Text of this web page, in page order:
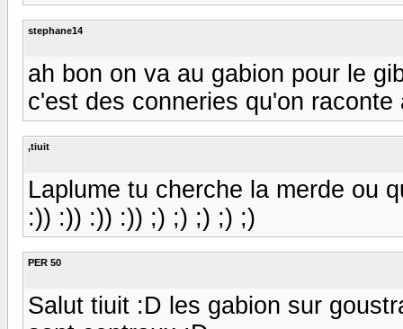
stephane14
ah bon on va au gabion pour le
c'est des conneries qu'on raconte
,tiuit
Laplume tu cherche la merde ou
:)) :)) :)) :)) ;) ;) ;) ;) ;)
PER 50
Salut tiuit :D les gabion sur